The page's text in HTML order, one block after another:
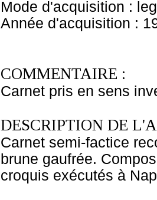
Mode d'acquisition :
Année d'acquisition :
COMMENTAIRE :
Carnet pris en sens
DESCRIPTION DE
Carnet semi-factice
brune gaufrée.
croquis exécutés à